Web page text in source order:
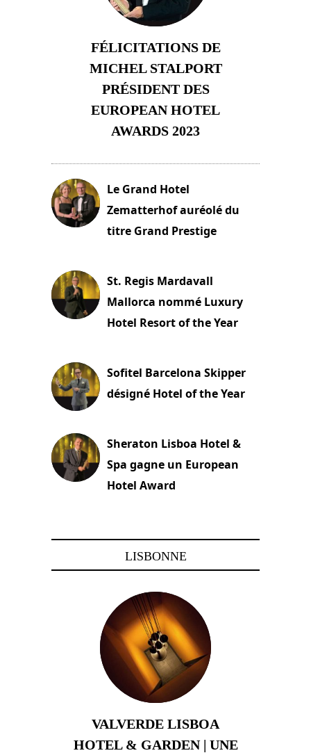
FÉLICITATIONS DE
MICHEL STALPORT
PRÉSIDENT DES
EUROPEAN HOTEL
AWARDS 2023
Le Grand Hotel
Zematterhof auréolé du
titre Grand Prestige
St. Regis Mardavall
Mallorca nommé Luxury
Hotel Resort of the Year
Sofitel Barcelona Skipper
désigné Hotel of the Year
Sheraton Lisboa Hotel &
Spa gagne un European
Hotel Award
LISBONNE
VALVERDE LISBOA
HOTEL & GARDEN | UNE